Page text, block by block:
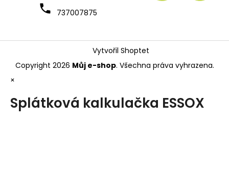
737007875
Vytvořil Shoptet
Copyright 2026 Můj e-shop. Všechna práva vyhrazena.
×
Splátková kalkulačka ESSOX